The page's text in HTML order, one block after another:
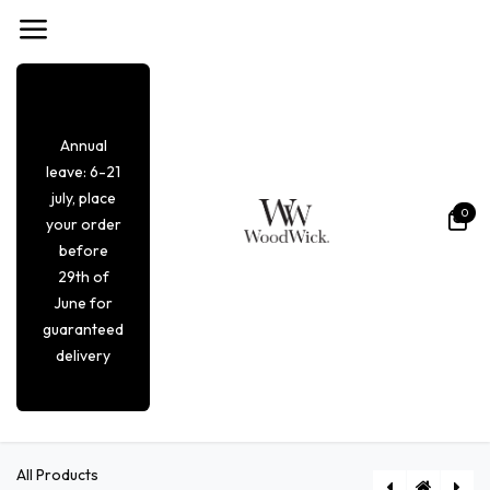
Annual
leave: 6-21
july, place
your order
before
29th of
June for
guaranteed
delivery
0
All Products